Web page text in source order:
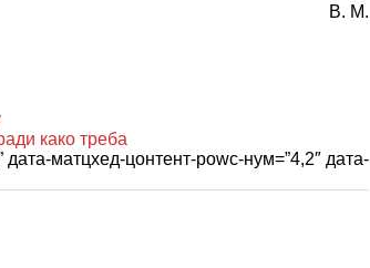
В. М.
како треба
матцхед-цонтент-роwс-нум=”4,2″ дата-